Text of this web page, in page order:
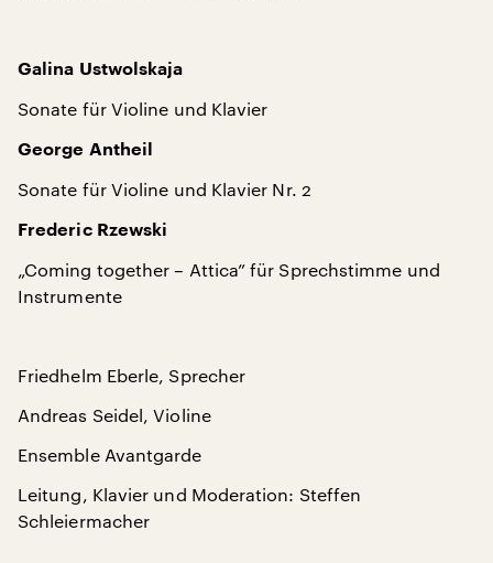
Galina Ustwolskaja
Sonate für Violine und Klavier
George Antheil
Sonate für Violine und Klavier Nr. 2
Frederic Rzewski
„Coming together – Attica” für Sprechstimme und
Instrumente
Friedhelm Eberle, Sprecher
Andreas Seidel, Violine
Ensemble Avantgarde
Leitung, Klavier und Moderation: Steffen
Schleiermacher